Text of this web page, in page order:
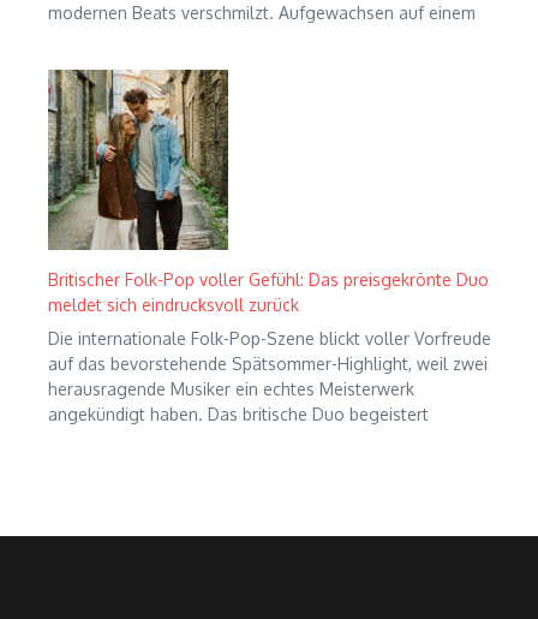
modernen Beats verschmilzt. Aufgewachsen auf einem
Britischer Folk-Pop voller Gefühl: Das preisgekrönte Duo
meldet sich eindrucksvoll zurück
Die internationale Folk-Pop-Szene blickt voller Vorfreude
auf das bevorstehende Spätsommer-Highlight, weil zwei
herausragende Musiker ein echtes Meisterwerk
angekündigt haben. Das britische Duo begeistert